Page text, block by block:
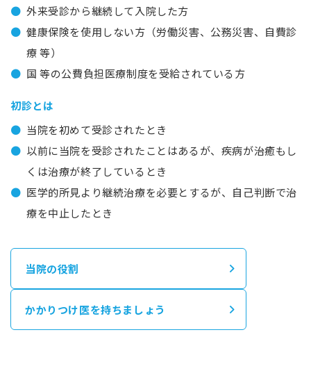
外来受診から継続して入院した方
健康保険を使用しない方（労働災害、公務災害、自費診
療 等）
国 等の公費負担医療制度を受給されている方
初診とは
当院を初めて受診されたとき
以前に当院を受診されたことはあるが、疾病が治癒もし
くは治療が終了しているとき
医学的所見より継続治療を必要とするが、自己判断で治
療を中止したとき
当院の役割
かかりつけ医を持ちましょう